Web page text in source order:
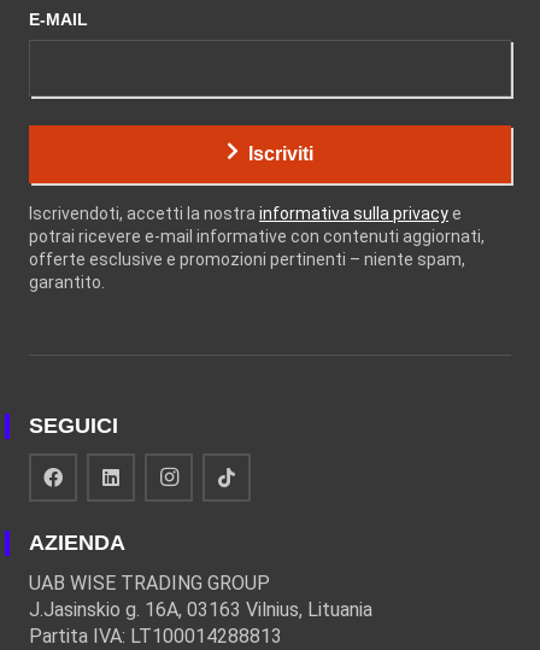
E-MAIL
Iscriviti
Iscrivendoti, accetti la nostrainformativa sulla privacye
potrai ricevere e-mail informative con contenuti aggiornati,
offerte esclusive e promozioni pertinenti – niente spam,
garantito.
SEGUICI
AZIENDA
UAB WISE TRADING GROUP
J.Jasinskio g. 16A, 03163 Vilnius, Lituania
Partita IVA: LT100014288813